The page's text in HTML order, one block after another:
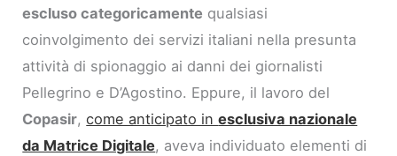
escluso categoricamente qualsiasi
coinvolgimento dei servizi italiani nella presunta
attività di spionaggio ai danni dei giornalisti
Pellegrino e D’Agostino. Eppure, il lavoro del
Copasir,come anticipato inesclusiva nazionale
da Matrice Digitale, aveva individuato elementi di